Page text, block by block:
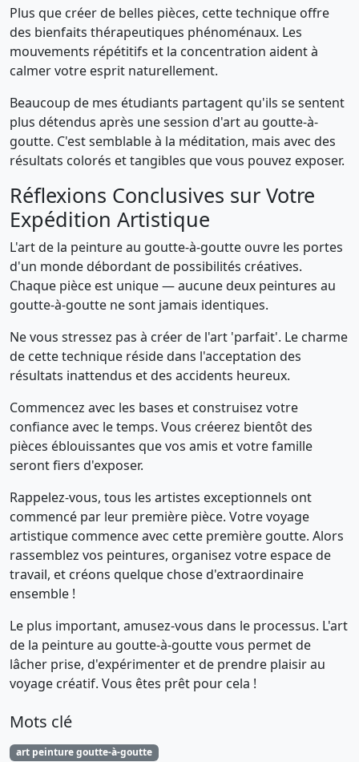
Plus que créer de belles pièces, cette technique offre
des bienfaits thérapeutiques phénoménaux. Les
mouvements répétitifs et la concentration aident à
calmer votre esprit naturellement.
Beaucoup de mes étudiants partagent qu'ils se sentent
plus détendus après une session d'art au goutte-à-
goutte. C'est semblable à la méditation, mais avec des
résultats colorés et tangibles que vous pouvez exposer.
Réflexions Conclusives sur Votre
Expédition Artistique
L'art de la peinture au goutte-à-goutte ouvre les portes
d'un monde débordant de possibilités créatives.
Chaque pièce est unique — aucune deux peintures au
goutte-à-goutte ne sont jamais identiques.
Ne vous stressez pas à créer de l'art 'parfait'. Le charme
de cette technique réside dans l'acceptation des
résultats inattendus et des accidents heureux.
Commencez avec les bases et construisez votre
confiance avec le temps. Vous créerez bientôt des
pièces éblouissantes que vos amis et votre famille
seront fiers d'exposer.
Rappelez-vous, tous les artistes exceptionnels ont
commencé par leur première pièce. Votre voyage
artistique commence avec cette première goutte. Alors
rassemblez vos peintures, organisez votre espace de
travail, et créons quelque chose d'extraordinaire
ensemble !
Le plus important, amusez-vous dans le processus. L'art
de la peinture au goutte-à-goutte vous permet de
lâcher prise, d'expérimenter et de prendre plaisir au
voyage créatif. Vous êtes prêt pour cela !
Mots clé
art peinture goutte-à-goutte